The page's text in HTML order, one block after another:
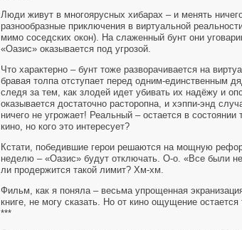
Люди живут в многоярусных хибарах – и менять
разнообразные приключения в виртуальной
мимо соседских окон). На слаженный бунт они
«Оазис» оказывается под угрозой.
Что характерно – бунт тоже разворачивается на
бравая толпа отступает перед одним-единственным
следя за тем, как злодей идет убивать их надёжу и
оказывается достаточно расторопна, и хэппи-энд
ничего не угрожает! Реальный – остается в
кино, но кого это интересует?
Кстати, победившие герои решаются на мощную
неделю – «Оазис» будут отключать. О-о. «Все были
ли продержится такой лимит? Хм-хм.
Фильм, как я поняла – весьма упрощенная
книге, не могу сказать. Но от кино ощущение
***